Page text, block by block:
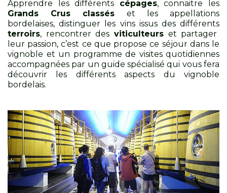
Apprendre les différents cépages, connaitre les
Grands Crus classés et les appellations
bordelaises, distinguer les vins issus des différents
terroirs, rencontrer des viticulteurs et partager
leur passion, c’est ce que propose ce séjour dans le
vignoble et un programme de visites quotidiennes
accompagnées par un guide spécialisé qui vous fera
découvrir les différents aspects du vignoble
bordelais.